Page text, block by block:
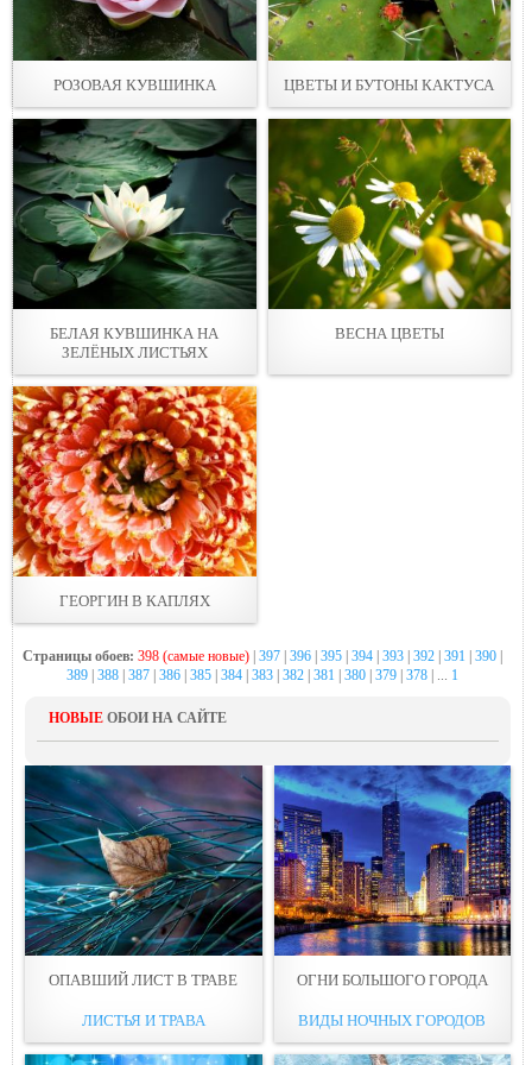
РОЗОВАЯ КУВШИНКА ЦВЕТЫ И БУТОНЫ КАКТУСА
БЕЛАЯ КУВШИНКА НА
ЗЕЛЁНЫХ ЛИСТЬЯХ
ВЕСНА ЦВЕТЫ
ГЕОРГИН В КАПЛЯХ
Страницы обоев: 398 (самые новые)| 397| 396| 395| 394| 393| 392| 391 390|
389| 388| 387| 386| 385| 384| 383| 382| 381 380| 379| 378| ... 1
НОВЫЕ ОБОИ НА САЙТЕ
ОПАВШИЙ ЛИСТ В ТРАВЕ
ЛИСТЬЯ И ТРАВА
ОГНИ БОЛЬШОГО ГОРОДА
ВИДЫ НОЧНЫХ ГОРОДОВ